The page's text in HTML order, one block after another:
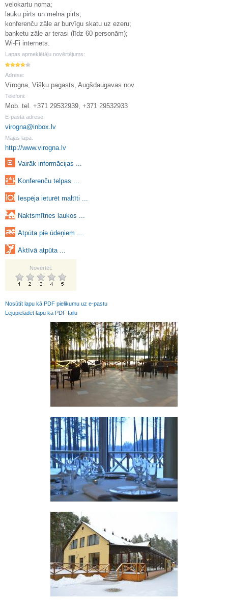
velokartu noma;
lauku pirts un melnā pirts;
konferenču zāle ar burvīgu skatu uz ezeru;
banketu zāle ar terasi (līdz 60 personām);
Wi-Fi internets.
Lapas apmeklētāju novērtējums:
Adrese:
Vīrogna, Višķu pagasts, Augšdaugavas nov.
Telefoni:
Mob. tel. +371 29532939, +371 29532933
E-pasta adrese:
virogna@inbox.lv
Mājas lapa:
http://www.virogna.lv
Vairāk informācijas ...
Konferenču telpas ...
Iespēja ieturēt maltīti ...
Naktsmītnes laukos ...
Atpūta pie ūdeņiem ...
Aktīvā atpūta ...
Novērtēt:
Nosūtīt lapu kā PDF pielikumu uz e-pastu
Lejupielādēt lapu kā PDF failu